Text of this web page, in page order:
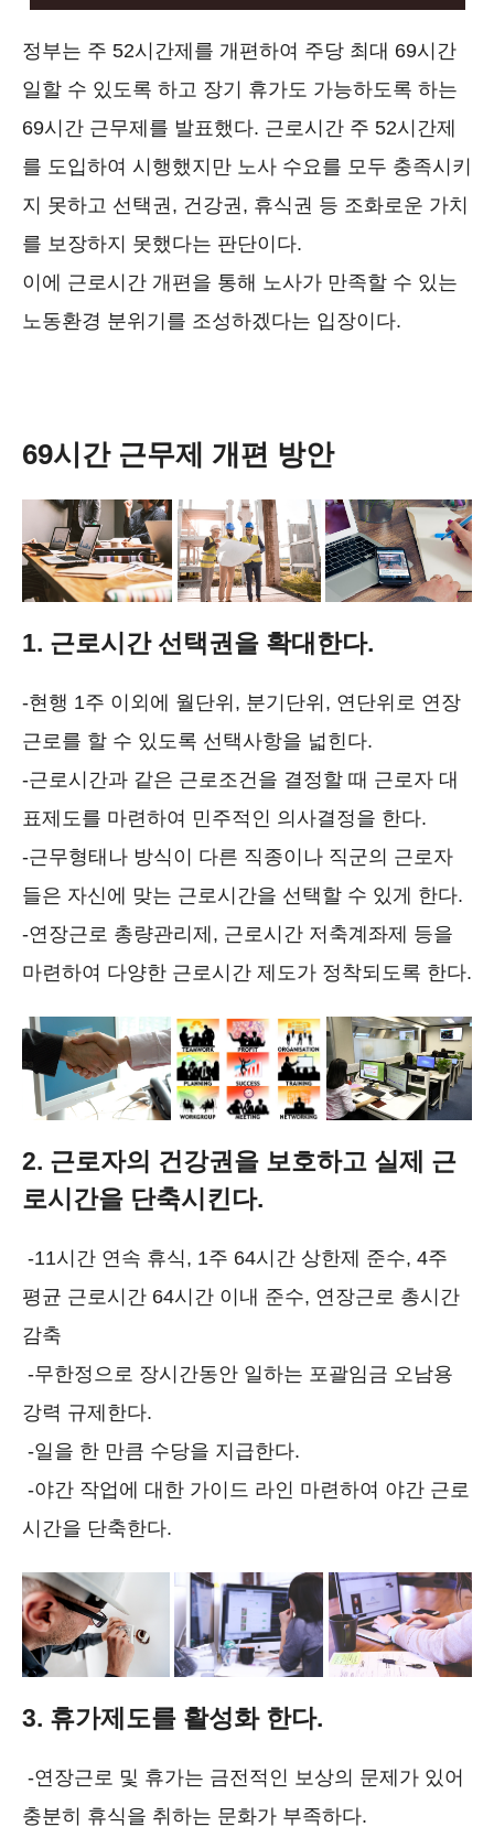
정부는 주 52시간제를 개편하여 주당 최대 69시간
일할 수 있도록 하고 장기 휴가도 가능하도록 하는
69시간 근무제를 발표했다. 근로시간 주 52시간제
를 도입하여 시행했지만 노사 수요를 모두 충족시키
지 못하고 선택권, 건강권, 휴식권 등 조화로운 가치
를 보장하지 못했다는 판단이다.
이에 근로시간 개편을 통해 노사가 만족할 수 있는
노동환경 분위기를 조성하겠다는 입장이다.
69시간 근무제 개편 방안
1. 근로시간 선택권을 확대한다.
-현행 1주 이외에 월단위, 분기단위, 연단위로 연장
근로를 할 수 있도록 선택사항을 넓힌다.
-근로시간과 같은 근로조건을 결정할 때 근로자 대
표제도를 마련하여 민주적인 의사결정을 한다.
-근무형태나 방식이 다른 직종이나 직군의 근로자
들은 자신에 맞는 근로시간을 선택할 수 있게 한다.
-연장근로 총량관리제, 근로시간 저축계좌제 등을
마련하여 다양한 근로시간 제도가 정착되도록 한다.
2. 근로자의 건강권을 보호하고 실제 근
로시간을 단축시킨다.
-11시간 연속 휴식, 1주 64시간 상한제 준수, 4주
평균 근로시간 64시간 이내 준수, 연장근로 총시간
감축
-무한정으로 장시간동안 일하는 포괄임금 오남용
강력 규제한다.
-일을 한 만큼 수당을 지급한다.
-야간 작업에 대한 가이드 라인 마련하여 야간 근로
시간을 단축한다.
3. 휴가제도를 활성화 한다.
-연장근로 및 휴가는 금전적인 보상의 문제가 있어
충분히 휴식을 취하는 문화가 부족하다.